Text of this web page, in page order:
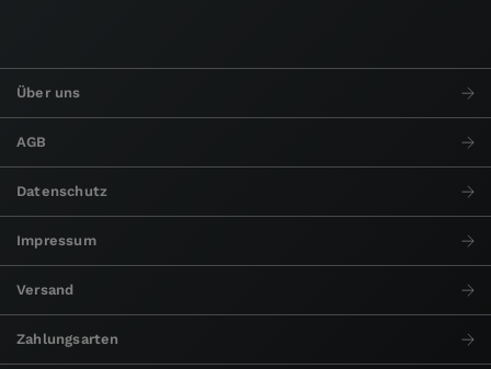
Über uns
AGB
Datenschutz
Impressum
Versand
Zahlungsarten